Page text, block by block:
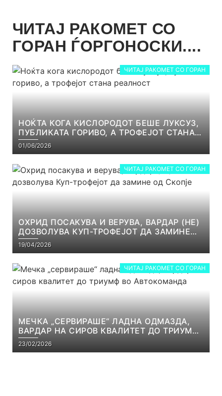
ЧИТАЈ РАКОМЕТ СО
ГОРАН ЃОРГОНОСКИ....
ЧИТАЈ РАКОМЕТ СО ГОРАН
НОЌТА КОГА КИСЛОРОДОТ БЕШЕ ЛУКСУЗ,
ПУБЛИКАТА ГОРИВО, А ТРОФЕЈОТ СТАНА
РЕАЛНОСТ
01/06/2026
ЧИТАЈ РАКОМЕТ СО ГОРАН
ОХРИД ПОСАКУВА И ВЕРУВА, ВАРДАР (НЕ)
ДОЗВОЛУВА КУП-ТРОФЕЈОТ ДА ЗАМИНЕ
ОД СКОПЈЕ
19/04/2026
ЧИТАЈ РАКОМЕТ СО ГОРАН
МЕЧКА „СЕРВИРАШЕ“ ЛАДНА ОДМАЗДА,
ВАРДАР НА СИРОВ КВАЛИТЕТ ДО ТРИУМФ
ВО АВТОКОМАНДА
23/02/2026